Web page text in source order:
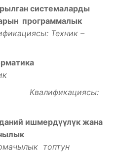
системаларды
программалык
Техник –
Квалификациясы:
ишмердүүлүк жана
топтун